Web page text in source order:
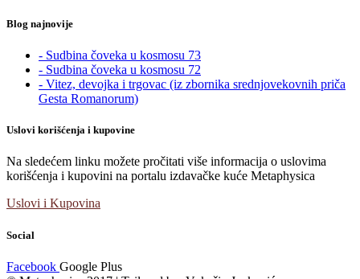
Blog najnovije
- Sudbina čoveka u kosmosu 73
- Sudbina čoveka u kosmosu 72
- Vitez, devojka i trgovac (iz zbornika srednjovekovnih priča
Gesta Romanorum)
Uslovi korišćenja i kupovine
Na sledećem linku možete pročitati više informacija o uslovima
korišćenja i kupovini na portalu izdavačke kuće Metaphysica
Uslovi i Kupovina
Social
Facebook Google Plus